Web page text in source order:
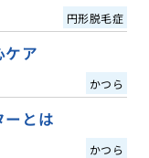
円形脱毛症
ケア
かつら
とは
かつら